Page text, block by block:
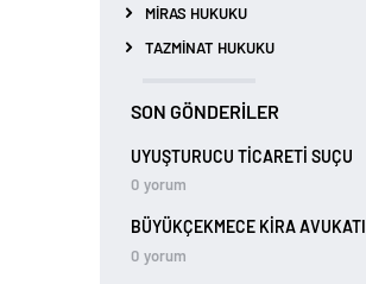
MIRAS HUKUKU
TAZMINAT HUKUKU
SON GÖNDERILER
UYUŞTURUCU TİCARETİ SUÇU
0 yorum
BÜYÜKÇEKMECE KIRA AVUKATI
0 yorum